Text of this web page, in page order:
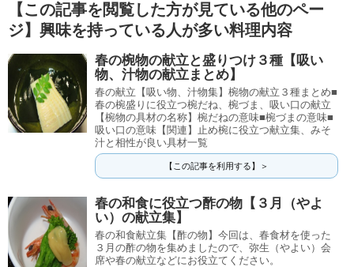
【この記事を閲覧した方が見ている他のペー
ジ】興味を持っている人が多い料理内容
春の椀物の献立と盛りつけ３種【吸い
物、汁物の献立まとめ】
春の献立【吸い物、汁物集】椀物の献立３種まとめ■
春の椀盛りに役立つ椀だね、椀づま、吸い口の献立
【椀物の具材の名称】椀だねの意味■椀づまの意味■
吸い口の意味【関連】止め椀に役立つ献立集、みそ
汁と相性が良い具材一覧
【この記事を利用する】＞
春の和食に役立つ酢の物【３月（やよ
い）の献立集】
春の和食献立集【酢の物】今回は、春食材を使った
３月の酢の物を集めましたので、弥生（やよい）会
席や春の献立などにお役立てください。